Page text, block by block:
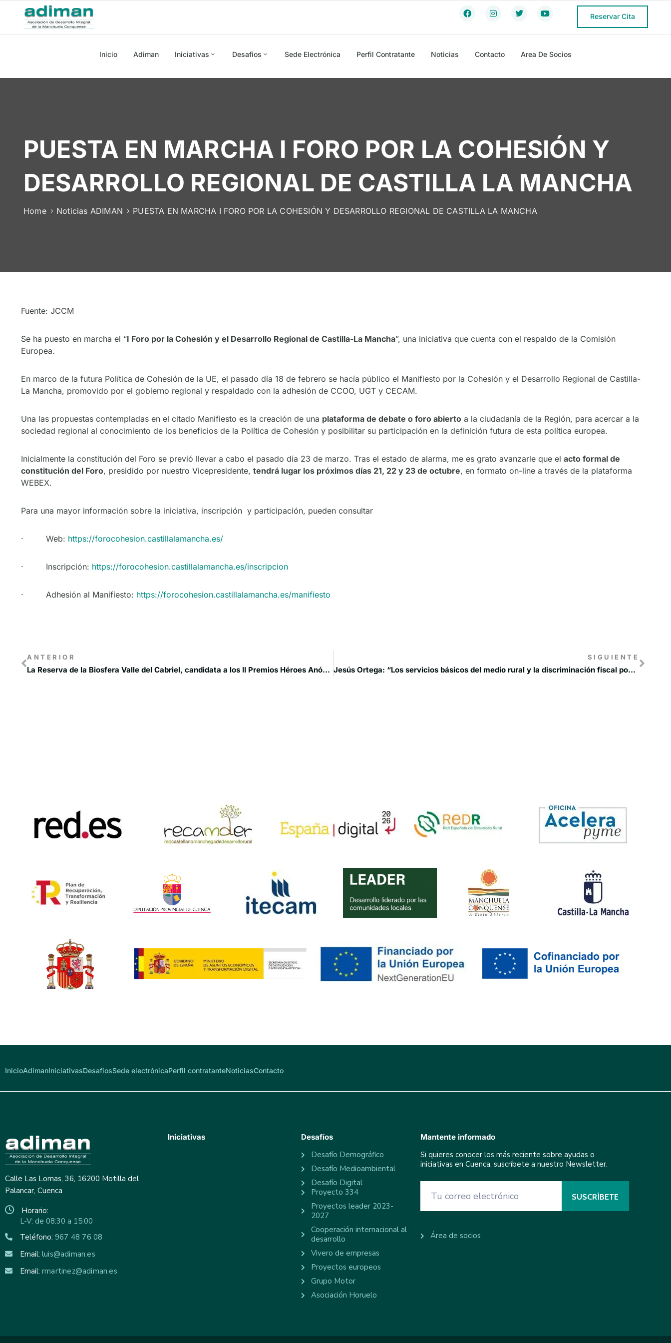
Reservar Cita
Inicio Adiman Iniciativas Desafios Sede Electrónica Perfil Contratante Noticias Contacto Area De Socios
PUESTA EN MARCHA I FORO POR LA COHESIÓN Y
DESARROLLO REGIONAL DE CASTILLA LA MANCHA
Home Noticias ADIMAN PUESTA EN MARCHA I FORO POR LA COHESIÓN Y DESARROLLO REGIONAL DE CASTILLA LA MANCHA
Fuente: JCCM
Se ha puesto en marcha el “I Foro por la Cohesión y el Desarrollo Regional de Castilla-La Mancha”, una iniciativa que cuenta con el respaldo de la Comisión
Europea.
En marco de la futura Política de Cohesión de la UE, el pasado día 18 de febrero se hacía público el Manifiesto por la Cohesión y el Desarrollo Regional de Castilla-
La Mancha, promovido por el gobierno regional y respaldado con la adhesión de CCOO, UGT y CECAM.
Una las propuestas contempladas en el citado Manifiesto es la creación de una plataforma de debate o foro abierto a la ciudadanía de la Región, para acercar a la
sociedad regional al conocimiento de los beneficios de la Política de Cohesión y posibilitar su participación en la definición futura de esta política europea.
Inicialmente la constitución del Foro se previó llevar a cabo el pasado día 23 de marzo. Tras el estado de alarma, me es grato avanzarle que el acto formal de
constitución del Foro, presidido por nuestro Vicepresidente, tendrá lugar los próximos días 21, 22 y 23 de octubre, en formato on-line a través de la plataforma
WEBEX.
Para una mayor información sobre la iniciativa, inscripción y participación, pueden consultar
· Web: https://forocohesion.castillalamancha.es/
· Inscripción: https://forocohesion.castillalamancha.es/inscripcion
· Adhesión al Manifiesto: https://forocohesion.castillalamancha.es/manifiesto
ANTERIOR
La Reserva de la Biosfera Valle del Cabriel, candidata a los II Premios Héroes Anónimos de CMM
SIGUIENTE
Jesús Ortega: “Los servicios básicos del medio rural y la discriminación fiscal positiva deben garantizarse por Ley”
InicioAdimanIniciativasDesafiosSede electrónicaPerfil contratanteNoticiasContacto
Calle Las Lomas, 36, 16200 Motilla del
Palancar, Cuenca
Horario:
L-V: de 08:30 a 15:00
Teléfono: 967 48 76 08
Email: luis@adiman.es
Email: rmartinez@adiman.es
Iniciativas Desafíos
Desafío Demográfico
Desafío Medioambiental
Desafío Digital
Proyecto 334
Proyectos leader 2023-
2027
Cooperación internacional al
desarrollo
Vivero de empresas
Proyectos europeos
Grupo Motor
Asociación Horuelo
Mantente informado
Si quieres conocer los más reciente sobre ayudas o
iniciativas en Cuenca, suscríbete a nuestro Newsletter.
Área de socios